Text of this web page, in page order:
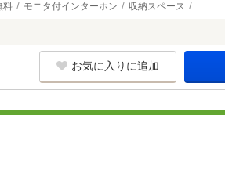
料 モニタ付インターホン 収納スペース
お気に入りに追加